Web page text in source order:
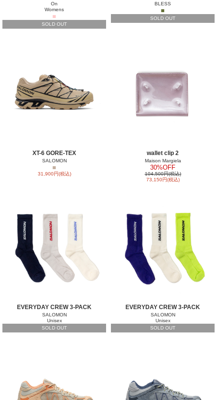
On
Womens
■
SOLD OUT
BLESS
■
SOLD OUT
XT-6 GORE-TEX
SALOMON
■
31,900円(税込)
wallet clip 2
Maison Margiela
30%OFF
104,500円(税込)
73,150円(税込)
EVERYDAY CREW 3-PACK
SALOMON
Unisex
SOLD OUT
EVERYDAY CREW 3-PACK
SALOMON
Unisex
SOLD OUT